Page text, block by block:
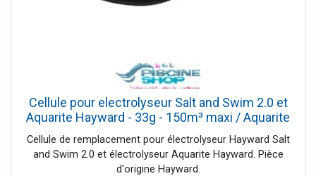
Cellule pour electrolyseur Salt and Swim 2.0 et
Aquarite Hayward - 33g - 150m³ maxi / Aquarite
Cellule de remplacement pour électrolyseur Hayward Salt
and Swim 2.0 et électrolyseur Aquarite Hayward. Pièce
d'origine Hayward.